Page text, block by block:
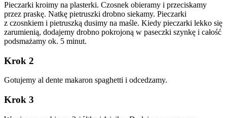
Pieczarki kroimy na plasterki. Czosnek obieramy i przeciskamy
przez praskę. Natkę pietruszki drobno siekamy. Pieczarki
z czosnkiem i pietruszką dusimy na maśle. Kiedy pieczarki lekko się
zarumienią, dodajemy drobno pokrojoną w paseczki szynkę i całość
podsmażamy ok. 5 minut.
Krok 2
Gotujemy al dente makaron spaghetti i odcedzamy.
Krok 3